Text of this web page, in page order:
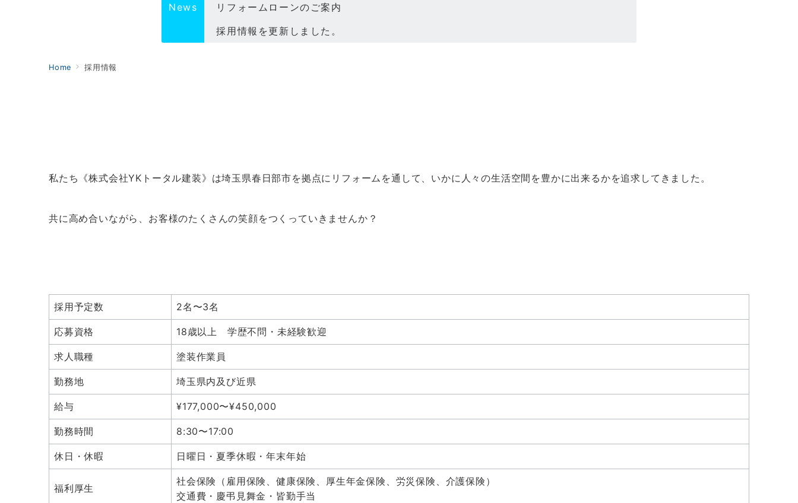
News
リフォームローンのご案内
採用情報を更新しました。
Home 採用情報
私たち《株式会社YKトータル建装》は埼玉県春日部市を拠点にリフォームを通して、いかに人々の生活空間を豊かに出来るかを追求してきました。
共に高め合いながら、お客様のたくさんの笑顔をつくっていきませんか？
採用予定数 2名〜3名
応募資格 18歳以上 学歴不問・未経験歓迎
求人職種 塗装作業員
勤務地 埼玉県内及び近県
給与 ¥177,000〜¥450,000
勤務時間 8:30〜17:00
休日・休暇 日曜日・夏季休暇・年末年始
福利厚生
社会保険（雇用保険、健康保険、厚生年金保険、労災保険、介護保険）
交通費・慶弔見舞金・皆勤手当